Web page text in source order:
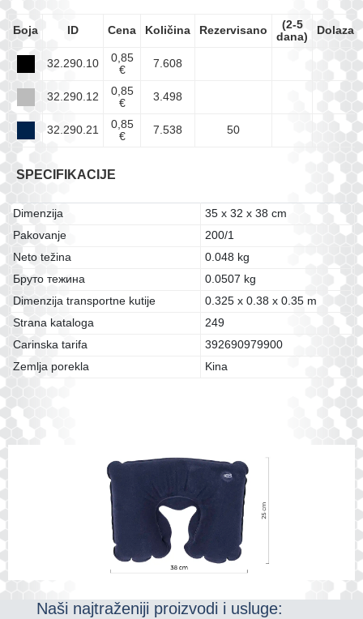
Боја ID Cena Količina Rezervisano
(2-5
dana)
Dolazak
32.290.10
0,85
€
7.608
32.290.12
0,85
€
3.498
32.290.21
0,85
€
7.538 50
SPECIFIKACIJE
Dimenzija
35 x 32 x 38 cm
Pakovanje
200/1
Neto težina
0.048 kg
Бруто тежина
0.0507 kg
Dimenzija transportne kutije
0.325 x 0.38 x 0.35 m
Strana kataloga
249
Carinska tarifa
392690979900
Zemlja porekla
Kina
Naši najtraženiji proizvodi i usluge: